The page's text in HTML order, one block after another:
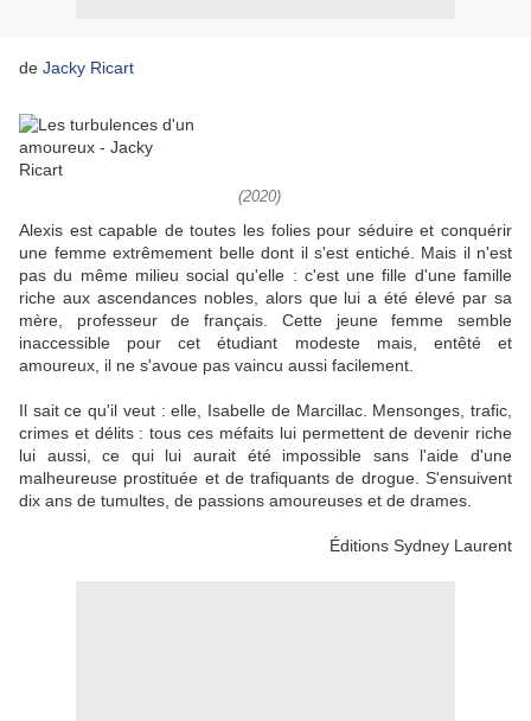
de Jacky Ricart
(2020)
Alexis est capable de toutes les folies pour séduire et conquérir
une femme extrêmement belle dont il s'est entiché. Mais il n'est
pas du même milieu social qu'elle : c'est une fille d'une famille
riche aux ascendances nobles, alors que lui a été élevé par sa
mère, professeur de français. Cette jeune femme semble
inaccessible pour cet étudiant modeste mais, entêté et
amoureux, il ne s'avoue pas vaincu aussi facilement.
Il sait ce qu'il veut : elle, Isabelle de Marcillac. Mensonges, trafic,
crimes et délits : tous ces méfaits lui permettent de devenir riche
lui aussi, ce qui lui aurait été impossible sans l'aide d'une
malheureuse prostituée et de trafiquants de drogue. S'ensuivent
dix ans de tumultes, de passions amoureuses et de drames.
Éditions Sydney Laurent